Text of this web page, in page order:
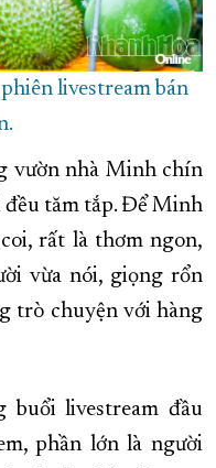
livestream bán
vườn nhà Minh chín
đều tăm tắp. Để Minh
rất là thơm ngon,
vừa nói, giọng rổn
trò chuyện với hàng
buổi livestream đầu
phần lớn là người